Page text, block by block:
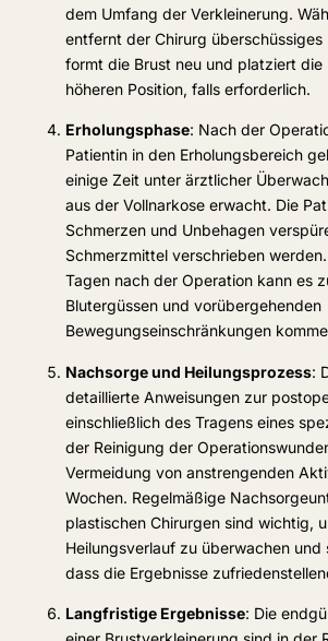
dem Umfang der Verkleinerung.
entfernt der Chirurg überschüssiges
formt die Brust neu und platziert die
höheren Position, falls erforderlich.
Erholungsphase: Nach der
Patientin in den Erholungsbereich
einige Zeit unter ärztlicher
aus der Vollnarkose erwacht. Die
Schmerzen und Unbehagen
Schmerzmittel verschrieben
Tagen nach der Operation kann es
Blutergüssen und vorübergehenden
Bewegungseinschränkungen
Nachsorge und Heilungsprozess:
detaillierte Anweisungen zur
einschließlich des Tragens eines
der Reinigung der
Vermeidung von anstrengenden
Wochen. Regelmäßige
plastischen Chirurgen sind wichtig,
Heilungsverlauf zu überwachen und
dass die Ergebnisse
Langfristige Ergebnisse: Die